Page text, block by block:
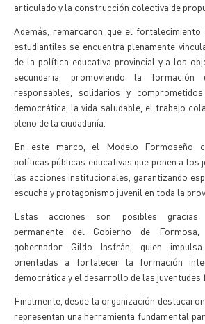
articulado y la construcción colectiva de
Además, remarcaron que el fortalecimiento
estudiantiles se encuentra plenamente
de la política educativa provincial y a los
secundaria, promoviendo la formación
responsables, solidarios y
democrática, la vida saludable, el trabajo
pleno de la ciudadanía.
En este marco, el Modelo Formoseño
políticas públicas educativas que ponen a los
las acciones institucionales, garantizando
escucha y protagonismo juvenil en toda la
Estas acciones son posibles gracias
permanente del Gobierno de
gobernador Gildo Insfrán, quien
orientadas a fortalecer la formación
democrática y el desarrollo de las juventudes
Finalmente, desde la organización
representan una herramienta fundamental